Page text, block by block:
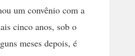
um convênio com a
cinco anos, sob o
meses depois, é